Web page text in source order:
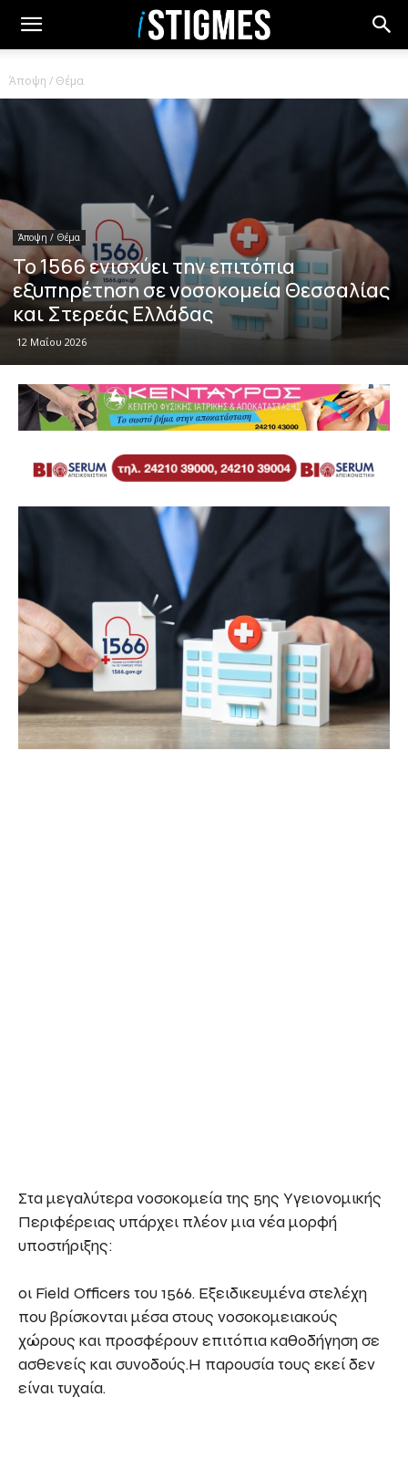
Άποψη / Θέμα
Άποψη / Θέμα
Το 1566 ενισχύει την επιτόπια
εξυπηρέτηση σε νοσοκομεία Θεσσαλίας
και Στερεάς Ελλάδας
12 Μαΐου 2026
Στα μεγαλύτερα νοσοκομεία της 5ης Υγειονομικής
Περιφέρειας υπάρχει πλέον μια νέα μορφή
υποστήριξης:
οι Field Officers του 1566. Εξειδικευμένα στελέχη
που βρίσκονται μέσα στους νοσοκομειακούς
χώρους και προσφέρουν επιτόπια καθοδήγηση σε
ασθενείς και συνοδούς.Η παρουσία τους εκεί δεν
είναι τυχαία.